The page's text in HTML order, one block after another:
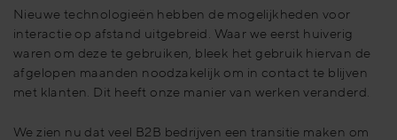
Nieuwe technologieën hebben de mogelijkheden voor
interactie op afstand uitgebreid. Waar we eerst huiverig
waren om deze te gebruiken, bleek het gebruik hiervan de
afgelopen maanden noodzakelijk om in contact te blijven
met klanten. Dit heeft onze manier van werken veranderd.
We zien nu dat veel B2B bedrijven een transitie maken om